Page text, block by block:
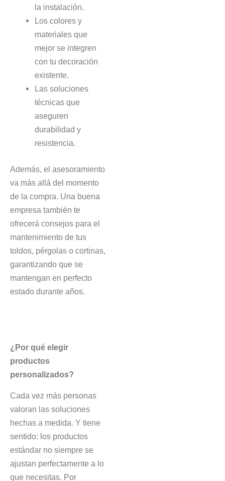
la instalación.
Los colores y
materiales que
mejor se integren
con tu decoración
existente.
Las soluciones
técnicas que
aseguren
durabilidad y
resistencia.
Además, el asesoramiento
va más allá del momento
de la compra. Una buena
empresa también te
ofrecerá consejos para el
mantenimiento de tus
toldos, pérgolas o cortinas,
garantizando que se
mantengan en perfecto
estado durante años.
¿Por qué elegir
productos
personalizados?
Cada vez más personas
valoran las soluciones
hechas a medida. Y tiene
sentido: los productos
estándar no siempre se
ajustan perfectamente a lo
que necesitas. Por